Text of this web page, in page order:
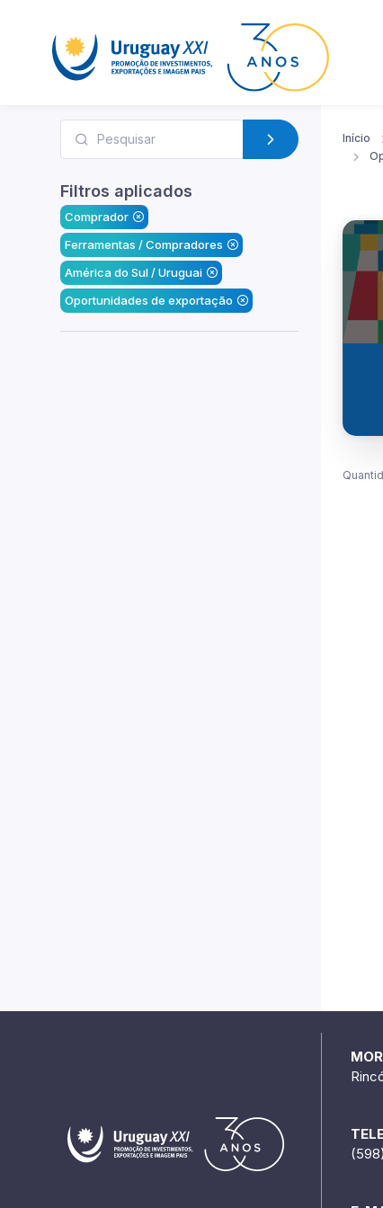
Filtros aplicados
Comprador
Ferramentas / Compradores
América do Sul / Uruguai
Oportunidades de exportação
Início